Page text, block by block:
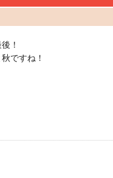
！
ですね！